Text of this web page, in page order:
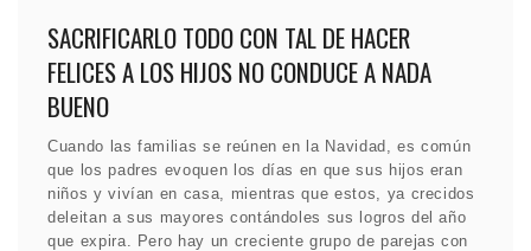
SACRIFICARLO TODO CON TAL DE HACER
FELICES A LOS HIJOS NO CONDUCE A NADA
BUENO
Cuando las familias se reúnen en la Navidad, es común
que los padres evoquen los días en que sus hijos eran
niños y vivían en casa, mientras que estos, ya crecidos
deleitan a sus mayores contándoles sus logros del año
que expira. Pero hay un creciente grupo de parejas con